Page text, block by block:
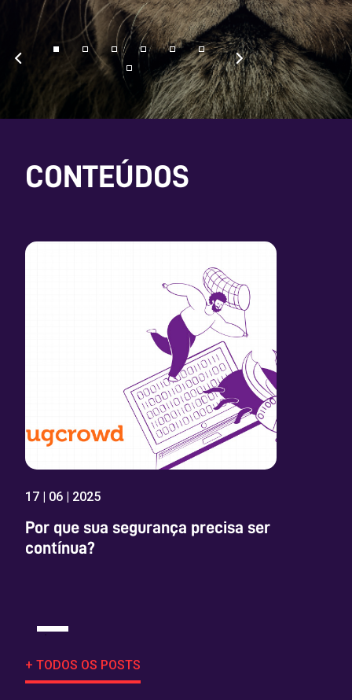
CONTEÚDOS
17 | 06 | 2025
Por que sua segurança precisa ser
contínua?
+ TODOS OS POSTS